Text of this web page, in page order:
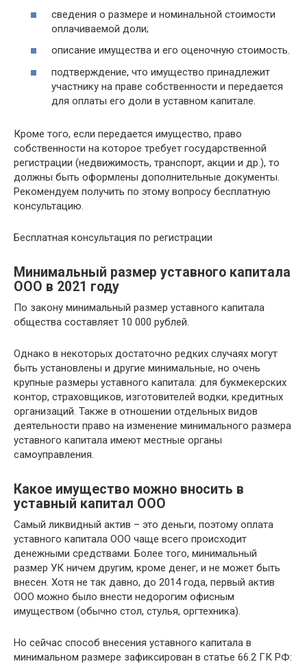
сведения о размере и номинальной стоимости
оплачиваемой доли;
описание имущества и его оценочную стоимость.
подтверждение, что имущество принадлежит
участнику на праве собственности и передается
для оплаты его доли в уставном капитале.
Кроме того, если передается имущество, право
собственности на которое требует государственной
регистрации (недвижимость, транспорт, акции и др.), то
должны быть оформлены дополнительные документы.
Рекомендуем получить по этому вопросу бесплатную
консультацию.
Бесплатная консультация по регистрации
Минимальный размер уставного капитала
ООО в 2021 году
По закону минимальный размер уставного капитала
общества составляет 10 000 рублей.
Однако в некоторых достаточно редких случаях могут
быть установлены и другие минимальные, но очень
крупные размеры уставного капитала: для букмекерских
контор, страховщиков, изготовителей водки, кредитных
организаций. Также в отношении отдельных видов
деятельности право на изменение минимального размера
уставного капитала имеют местные органы
самоуправления.
Какое имущество можно вносить в
уставный капитал ООО
Самый ликвидный актив – это деньги, поэтому оплата
уставного капитала ООО чаще всего происходит
денежными средствами. Более того, минимальный
размер УК ничем другим, кроме денег, и не может быть
внесен. Хотя не так давно, до 2014 года, первый актив
ООО можно было внести недорогим офисным
имуществом (обычно стол, стулья, оргтехника).
Но сейчас способ внесения уставного капитала в
минимальном размере зафиксирован в статье 66.2 ГК РФ: